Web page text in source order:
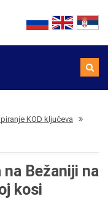
KOD ključeva
na Bežaniji na
kosi